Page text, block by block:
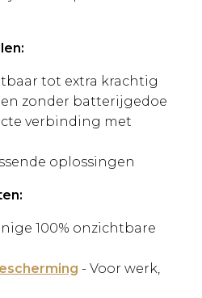
tot extra krachtig
zonder batterijgedoe
verbinding met
oplossingen
100% onzichtbare
- Voor werk,